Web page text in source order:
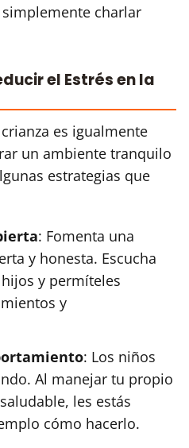
charlar
el Estrés en la
es igualmente
un ambiente tranquilo
estrategias que
: Fomenta una
y honesta. Escucha
y permíteles
y
: Los niños
Al manejar tu propio
les estás
cómo hacerlo.